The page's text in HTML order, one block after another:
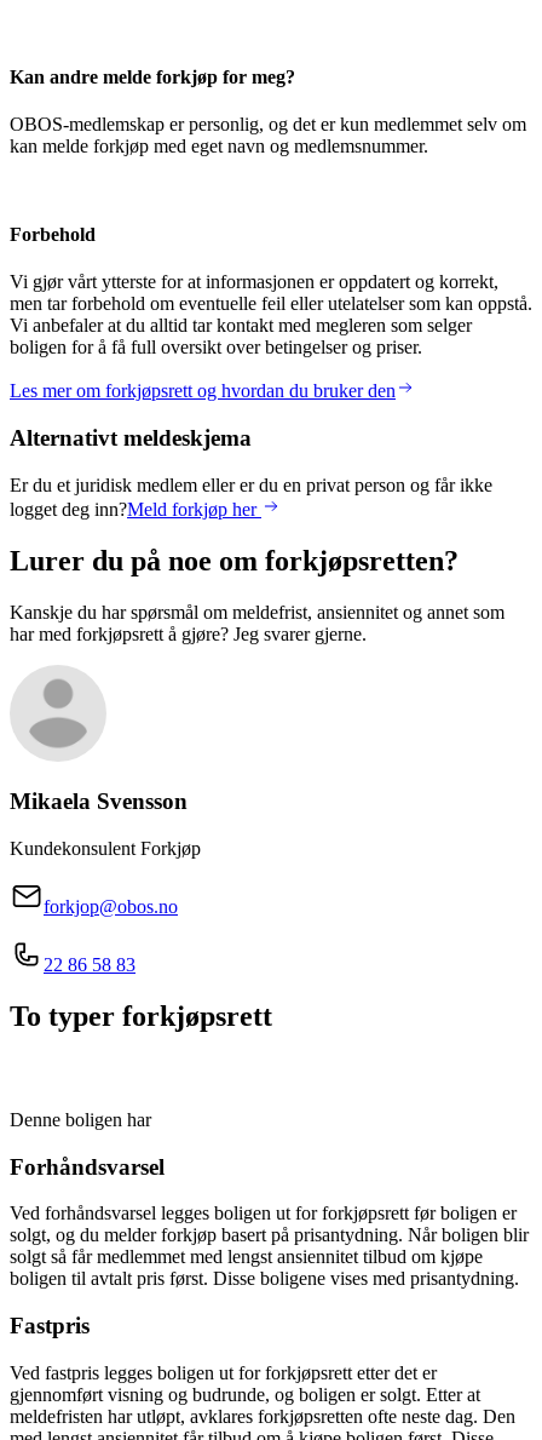
Kan andre melde forkjøp for meg?
OBOS-medlemskap er personlig, og det er kun medlemmet selv om
kan melde forkjøp med eget navn og medlemsnummer.
Forbehold
Vi gjør vårt ytterste for at informasjonen er oppdatert og korrekt,
men tar forbehold om eventuelle feil eller utelatelser som kan oppstå.
Vi anbefaler at du alltid tar kontakt med megleren som selger
boligen for å få full oversikt over betingelser og priser.
Les mer om forkjøpsrett og hvordan du bruker den
Alternativt meldeskjema
Er du et juridisk medlem eller er du en privat person og får ikke
logget deg inn?Meld forkjøp her
Lurer du på noe om forkjøpsretten?
Kanskje du har spørsmål om meldefrist, ansiennitet og annet som
har med forkjøpsrett å gjøre? Jeg svarer gjerne.
Mikaela Svensson
Kundekonsulent Forkjøp
forkjop@obos.no
22 86 58 83
To typer forkjøpsrett
Denne boligen har
Forhåndsvarsel
Ved forhåndsvarsel legges boligen ut for forkjøpsrett før boligen er
solgt, og du melder forkjøp basert på prisantydning. Når boligen blir
solgt så får medlemmet med lengst ansiennitet tilbud om kjøpe
boligen til avtalt pris først. Disse boligene vises med prisantydning.
Fastpris
Ved fastpris legges boligen ut for forkjøpsrett etter det er
gjennomført visning og budrunde, og boligen er solgt. Etter at
meldefristen har utløpt, avklares forkjøpsretten ofte neste dag. Den